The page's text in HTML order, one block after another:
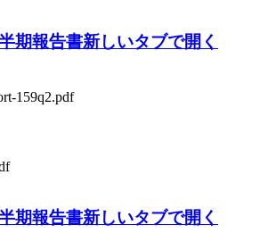
期報告書新しいタブで開く
159q2.pdf
期報告書新しいタブで開く